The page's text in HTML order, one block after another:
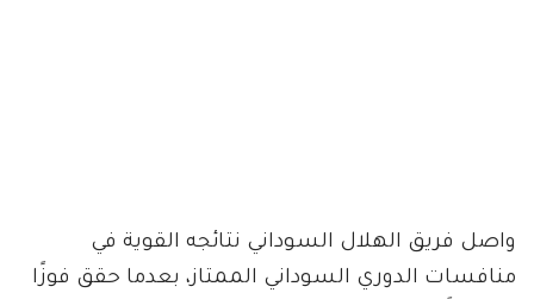
واصل فريق الهلال السوداني نتائجه القوية في
منافسات الدوري السوداني الممتاز، بعدما حقق فوزًا